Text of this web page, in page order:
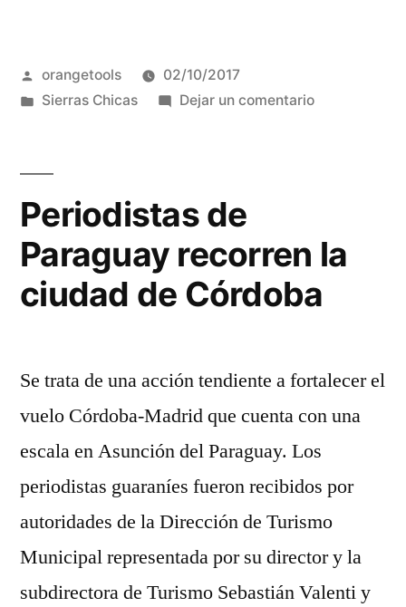
finde
alta
la
presencia
de
Publicado
por
orangetools
02/10/2017
Publicada
Sierras Chicas Dejar un comentarioen
adrenalina
la
Periodistas de
Paraguay recorren la
ciudad de Córdoba
Se trata de una acción tendiente a fortalecer el
vuelo Córdoba-Madrid que cuenta con una
escala en Asunción del Paraguay. Los
periodistas guaraníes fueron recibidos por
autoridades de la Dirección de Turismo
Municipal representada por su director y la
subdirectora de Turismo Sebastián Valenti y